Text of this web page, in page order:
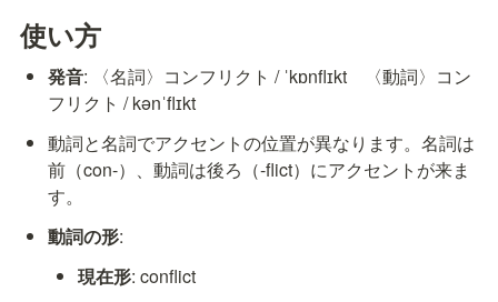
使い方
発音: 〈名詞〉コンフリクト / ˈkɒnflɪkt　〈動詞〉コン
フリクト / kənˈflɪkt
動詞と名詞でアクセントの位置が異なります。名詞は
前（con-）、動詞は後ろ（-flict）にアクセントが来ま
す。
動詞の形:
現在形: conflict